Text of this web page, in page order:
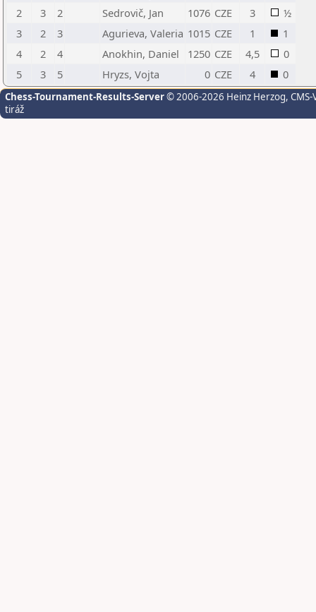
2
3 2 Sedrovič, Jan 1076 CZE 3
½
3
2 3 Agurieva, Valeria 1015 CZE 1
1
4
2 4 Anokhin, Daniel 1250 CZE 4,5
0
5
3 5 Hryzs, Vojta 0 CZE 4 0
Chess-Tournament-Results-Server© 2006-2026 Heinz Herzog,
tiráž